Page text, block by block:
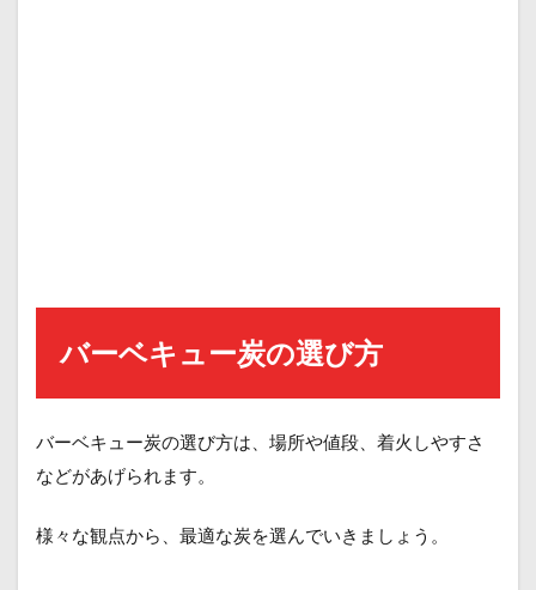
バーベキュー炭の選び方
バーベキュー炭の選び方は、場所や値段、着火しやすさ
などがあげられます。
様々な観点から、最適な炭を選んでいきましょう。